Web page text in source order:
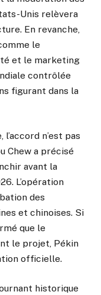
Unis relèvera
En revanche,
le
et le marketing
contrôlée
figurant dans la
n’est pas
Chew a précisé
avant la
L’opération
des
et chinoises. Si
que le
le projet, Pékin
officielle.
historique